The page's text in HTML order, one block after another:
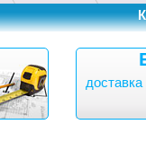
доставка